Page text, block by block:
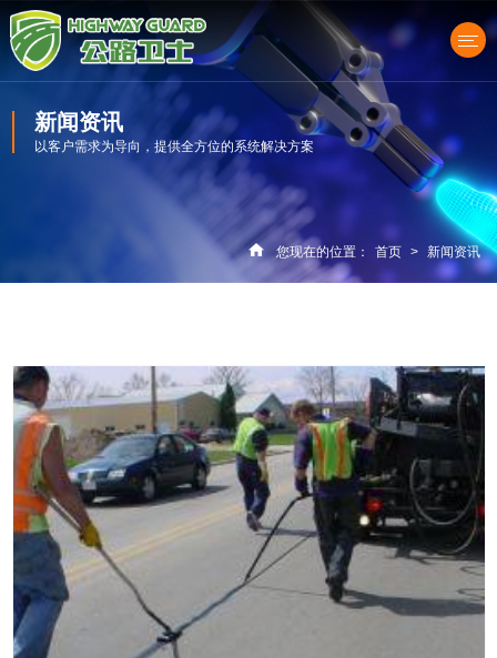
产品中心
新闻资讯
以客户需求为导向，提供全方位的系统解决方案
您现在的位置： 首页 > 新闻资讯